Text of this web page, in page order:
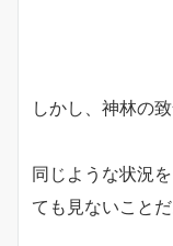
しかし、神林の
同じような状況
ても見ないことだ